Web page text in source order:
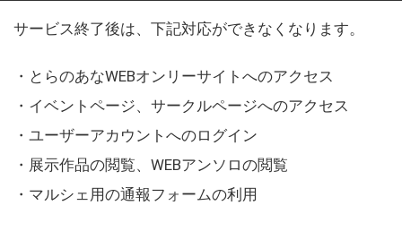
サービス終了後は、下記対応ができなくなります。
・とらのあなWEBオンリーサイトへのアクセス
・イベントページ、サークルページへのアクセス
・ユーザーアカウントへのログイン
・展示作品の閲覧、WEBアンソロの閲覧
・マルシェ用の通報フォームの利用